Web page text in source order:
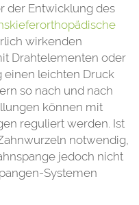
der Entwicklung des
wirkenden
Drahtelementen oder
einen leichten Druck
so nach und nach
können mit
reguliert werden. Ist
notwendig,
jedoch nicht
Systemen